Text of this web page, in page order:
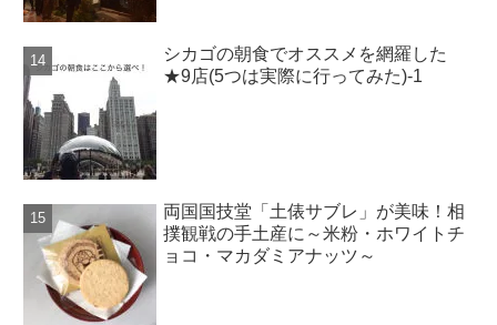
シカゴの朝食でオススメを網羅した
★9店(5つは実際に行ってみた)-1
両国国技堂「土俵サブレ」が美味！相
撲観戦の手土産に～米粉・ホワイトチ
ョコ・マカダミアナッツ～